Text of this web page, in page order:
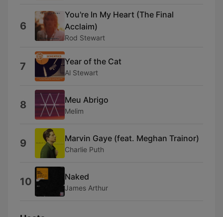
6
You're In My Heart (The Final
Acclaim)
Rod Stewart
7 Year of the Cat
Al Stewart
8 Meu Abrigo
Melim
9 Marvin Gaye (feat. Meghan Trainor)
Charlie Puth
10 Naked
James Arthur